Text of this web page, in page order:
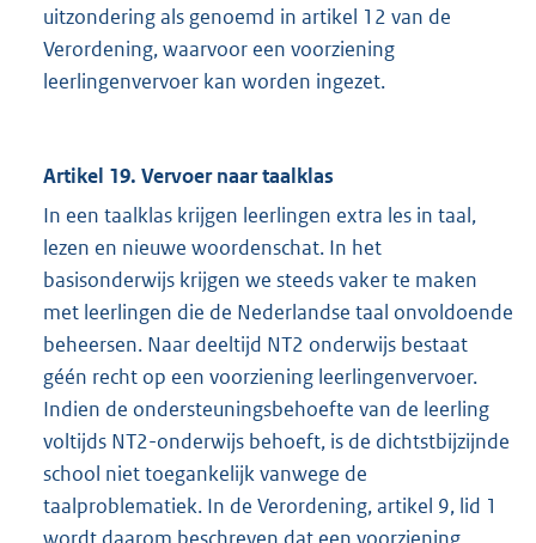
uitzondering als genoemd in artikel 12 van de
Verordening, waarvoor een voorziening
leerlingenvervoer kan worden ingezet.
Artikel 19. Vervoer naar taalklas
In een taalklas krijgen leerlingen extra les in taal,
lezen en nieuwe woordenschat. In het
basisonderwijs krijgen we steeds vaker te maken
met leerlingen die de Nederlandse taal onvoldoende
beheersen. Naar deeltijd NT2 onderwijs bestaat
géén recht op een voorziening leerlingenvervoer.
Indien de ondersteuningsbehoefte van de leerling
voltijds NT2-onderwijs behoeft, is de dichtstbijzijnde
school niet toegankelijk vanwege de
taalproblematiek. In de Verordening, artikel 9, lid 1